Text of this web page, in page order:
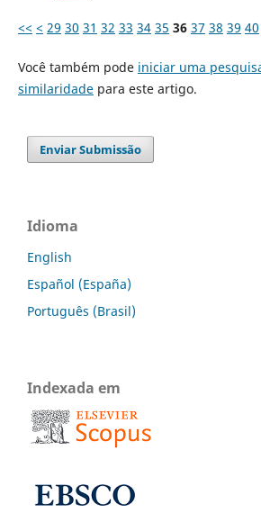
<< < 29 30 31 32 33 34 35 36 37 38 39 40
Você também pode iniciar uma
similaridadepara este artigo.
Enviar Submissão
Idioma
English
Español (España)
Português (Brasil)
Indexada em